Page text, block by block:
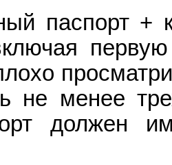
паспорт +
не менее
должен